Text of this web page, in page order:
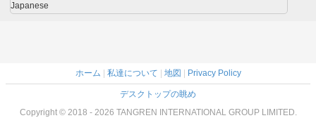
Japanese
ホーム 私達について 地図 Privacy Policy
デスクトップの眺め
Copyright © 2018 - 2026 TANGREN INTERNATIONAL GROUP LIMITED.